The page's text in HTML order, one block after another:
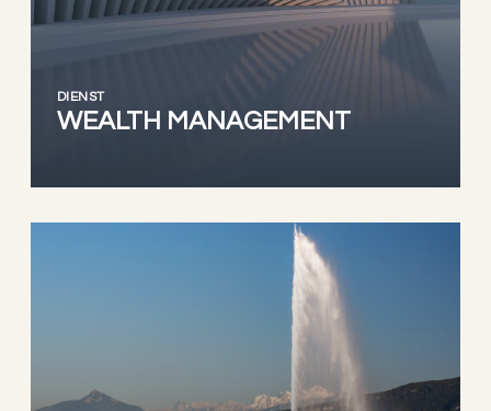
DIENST
WEALTH MANAGEMENT